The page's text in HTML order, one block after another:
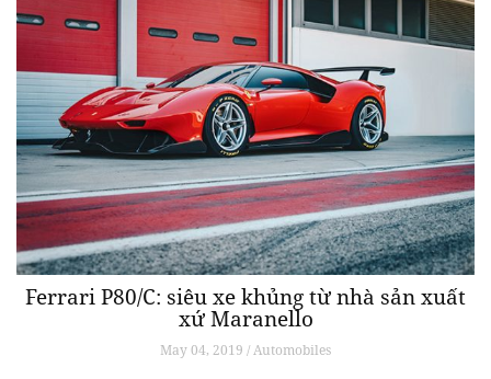
Ferrari P80/C: siêu xe khủng từ ​​nhà sản xuất
xứ Maranello
May 04, 2019 / Automobiles